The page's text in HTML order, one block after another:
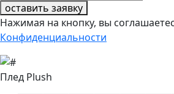
оставить заявку
Нажимая на кнопку, вы
Конфиденциальности
Плед Plush